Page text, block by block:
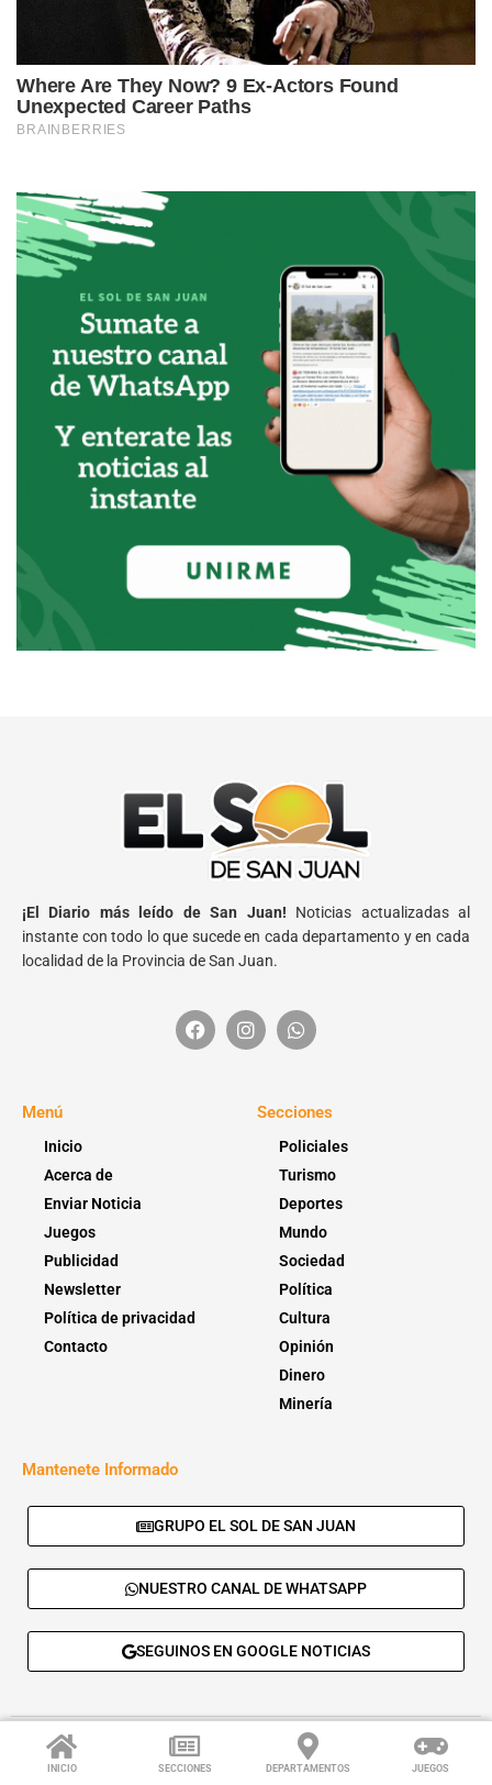
INICIO SECCIONES DEPARTAMENTOS JUEGOS
¡El Diario más leído de San Juan! Noticias actualizadas al
instante con todo lo que sucede en cada departamento y en cada
localidad de la Provincia de San Juan.
Menú
Inicio
Acerca de
Enviar Noticia
Juegos
Publicidad
Newsletter
Política de privacidad
Contacto
Secciones
Policiales
Turismo
Deportes
Mundo
Sociedad
Política
Cultura
Opinión
Dinero
Minería
Mantenete Informado
GRUPO EL SOL DE SAN JUAN
NUESTRO CANAL DE WHATSAPP
SEGUINOS EN GOOGLE NOTICIAS
© 2026 - El Sol de San Juan. Todos los derechos reservados. |
Desarrolla:
Daskalos Solutions